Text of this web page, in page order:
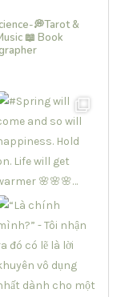
💭Tarot &
📖 Book